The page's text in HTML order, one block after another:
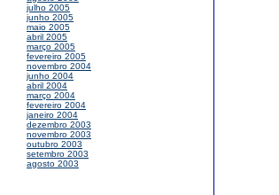
julho 2005
junho 2005
maio 2005
abril 2005
março 2005
fevereiro 2005
novembro 2004
junho 2004
abril 2004
março 2004
fevereiro 2004
janeiro 2004
dezembro 2003
novembro 2003
outubro 2003
setembro 2003
agosto 2003